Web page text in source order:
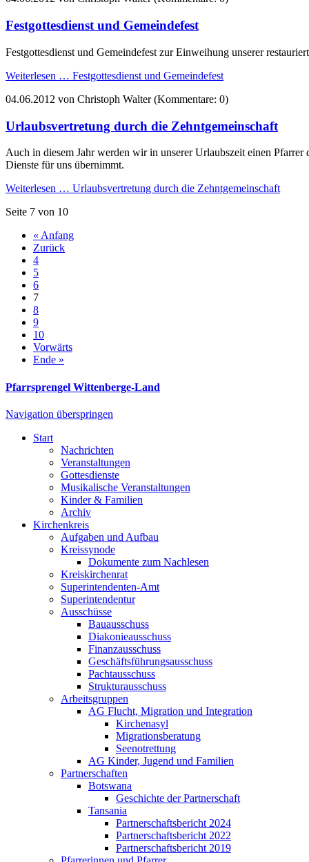
Festgottesdienst und Gemeindefest
Festgottesdienst und Gemeindefest zur Einweihung unserer
Weiterlesen … Festgottesdienst und Gemeindefest
04.06.2012 von Christoph Walter (Kommentare: 0)
Urlaubsvertretung durch die Zehntgemeinschaft
Auch in diesem Jahr werden wir in unserer Urlaubszeit einen
Dienste für uns übernimmt.
Weiterlesen … Urlaubsvertretung durch die Zehntgemeinschaft
Seite 7 von 10
« Anfang
Zurück
4
5
6
7
8
9
10
Vorwärts
Ende »
Pfarrsprengel Wittenberge-Land
Navigation überspringen
Start
Nachrichten
Veranstaltungen
Gottesdienste
Musikalische Veranstaltungen
Kinder & Familien
Archiv
Kirchenkreis
Aufgaben und Aufbau
Kreissynode
Dokumente zum Nachlesen
Kreiskirchenrat
Superintendenten-Amt
Superintendentur
Ausschüsse
Bauausschuss
Diakonieausschuss
Finanzausschuss
Geschäftsführungsausschuss
Pachtausschuss
Strukturausschuss
Arbeitsgruppen
AG Flucht, Migration und Integration
Kirchenasyl
Migrationsberatung
Seenotrettung
AG Kinder, Jugend und Familien
Partnerschaften
Botswana
Geschichte der Partnerschaft
Tansania
Partnerschaftsbericht 2024
Partnerschaftsbericht 2022
Partnerschaftsbericht 2019